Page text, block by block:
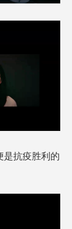
是抗疫胜利的